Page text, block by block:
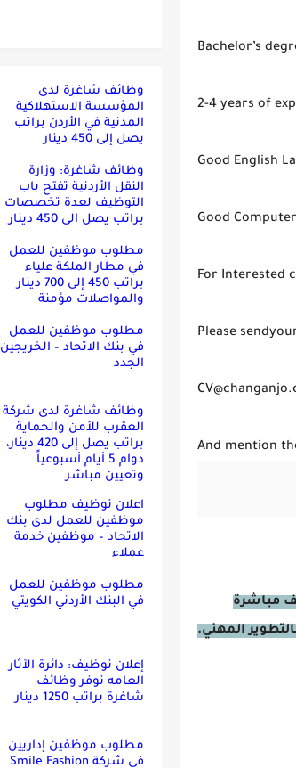
Bachelor’s
2-4 years of
Good English
Good
For Interested
Please
And mention
مباشرة
المهني.
وظائف شاغرة لدى
المؤسسة الاستهلاكية
المدنية في الأردن براتب
يصل إلى 450 دينار
وظائف شاغرة: وزارة
النقل الأردنية تفتح باب
التوظيف لعدة تخصصات
براتب يصل الى 450 دينار
مطلوب موظفين للعمل
في مطار الملكة علياء
براتب 450 إلى 700 دينار
والمواصلات مؤمنة
مطلوب موظفين للعمل
في بنك الاتحاد – الخريجين
الجدد
وظائف شاغرة لدى شركة
العقرب للأمن والحماية
براتب يصل إلى 420 دينار،
دوام 5 أيام أسبوعياً
وتعيين مباشر
اعلان توظيف مطلوب
موظفين للعمل لدى بنك
الاتحاد – موظفين خدمة
عملاء
مطلوب موظفين للعمل
في البنك الأردني الكويتي
إعلان توظيف: دائرة الآثار
العامه توفر وظائف
شاغرة براتب 1250 دينار
مطلوب موظفين إداريين
في شركة Smile Fashion